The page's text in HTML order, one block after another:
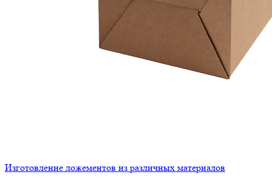
Изготовление ложементов из различных материалов